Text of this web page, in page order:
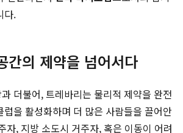
다.
간의 제약을 넘어서다
더불어, 트레바리는 물리적 제약을 완전
럽을 활성화하며 더 많은 사람들을 끌어안
자, 지방 소도시 거주자, 혹은 이동이 어려